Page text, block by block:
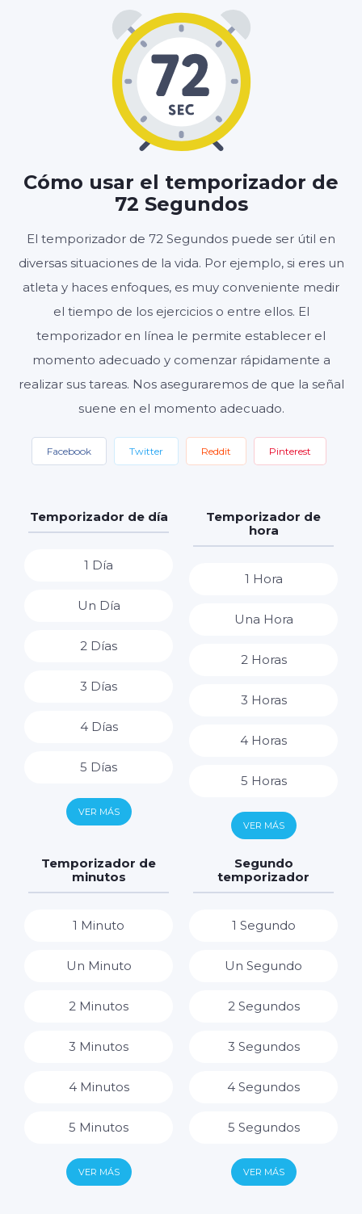
Cómo usar el temporizador de
72 Segundos
El temporizador de 72 Segundos puede ser útil en
diversas situaciones de la vida. Por ejemplo, si eres un
atleta y haces enfoques, es muy conveniente medir
el tiempo de los ejercicios o entre ellos. El
temporizador en línea le permite establecer el
momento adecuado y comenzar rápidamente a
realizar sus tareas. Nos aseguraremos de que la señal
suene en el momento adecuado.
Facebook Twitter Reddit Pinterest
Temporizador de día
1 Día
Un Día
2 Días
3 Días
4 Días
5 Días
6 Días
VER MÁS
Temporizador de
hora
1 Hora
Una Hora
2 Horas
3 Horas
4 Horas
5 Horas
6 Horas
7 Horas
15 Horas
VER MÁS
Temporizador de
minutos
1 Minuto
Un Minuto
2 Minutos
3 Minutos
4 Minutos
5 Minutos
6 Minutos
VER MÁS
Segundo
temporizador
1 Segundo
Un Segundo
2 Segundos
3 Segundos
4 Segundos
5 Segundos
6 Segundos
VER MÁS
01
MINUTOS
: 12
SEGUNDOS
Inicio Reiniciar Ajustes